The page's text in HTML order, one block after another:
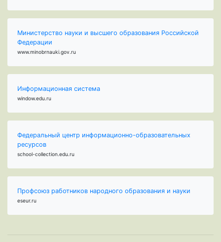
Министерство науки и высшего образования Российской
Федерации
www.minobrnauki.gov.ru
Информационная система
window.edu.ru
Федеральный центр информационно-образовательных
ресурсов
school-collection.edu.ru
Профсоюз работников народного образования и науки
eseur.ru